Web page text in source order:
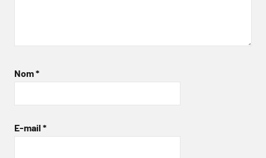
Nom*
E-mail *